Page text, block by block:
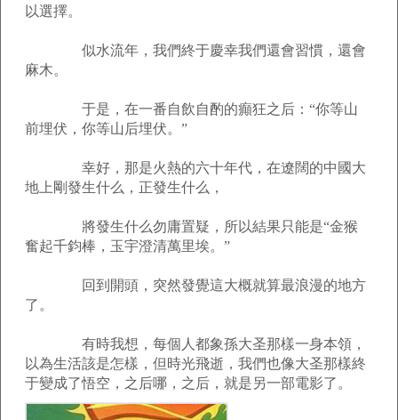
以選擇。
似水流年，我們終于慶幸我們還會習慣，還會
麻木。
于是，在一番自飲自酌的癲狂之后：“你等山
前埋伏，你等山后埋伏。”
幸好，那是火熱的六十年代，在遼闊的中國大
地上剛發生什么，正發生什么，
將發生什么勿庸置疑，所以結果只能是“金猴
奮起千鈞棒，玉宇澄清萬里埃。”
回到開頭，突然發覺這大概就算最浪漫的地方
了。
有時我想，每個人都象孫大圣那樣一身本領，
以為生活該是怎樣，但時光飛逝，我們也像大圣那樣終
于變成了悟空，之后哪，之后，就是另一部電影了。